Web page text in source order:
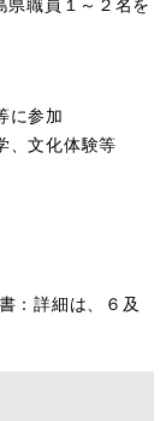
に参加
、文化体験等
：詳細は、６及